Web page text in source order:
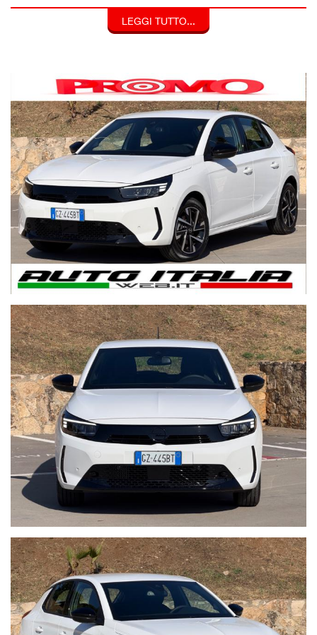
* VETTURA AZIENDALE
* UFFICIALE ITALIANA
NAVIGAZIONE TOUCH 16:9
CARPLAY APPLE&ANDROID WI-FI
VIRTUAL COCKPIT
RETROCAMERA
SENSORI PARK ANT.+POST.
SEDILI SPORTIVI
MISTO PELLE TEX GS
CERCHI 16'' DIAMANTATI BICOLOR
FULL LED
PACK BLACK ESTERNO
ADAS
6 MARCE
TASTO SPORT
SPECCHI ELETTRICI
VOLANTE MULTIFUNZIONE
SENSORI LUCI-PIOGGIA
Visita il nostro sito WWW.AUTOITALIAWEB.IT per vedere la
disponibilità in tempo reale e oltre 50 foto in alta definizione della
vettura!!!
Auto Italia Web Srls è formata da uno staff che da oltre 22 anni è
specializzato nella vendita di vetture usate o aziendali. Tutte le
nostre vetture sono ufficiali, non di importazione. Le vetture del
nostro parco auto, vengono accuratamente selezionate,
controllate e garantite 12 mesi dalla data di acquisto.Le nostre
auto sono tutte certificate con chilometraggio verificabile.
Possibilità di prenotazione on-line, permuta, finanziamento on-line
Esito Finanziamento in 12 ore
MARCO 338.4102777 RIVA DI TRAIANO !!
ORARIO:
LEGGI TUTTO...